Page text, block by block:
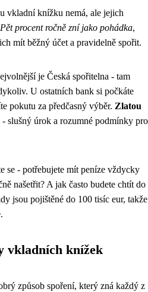
vkladní knížku nemá, ale jejich
Pět procent ročně zní jako pohádka,
mít běžný účet a pravidelně spořit.
je Česká spořitelna - tam
U ostatních bank si počkáte
pokutu za předčasný výběr. Zlatou
slušný úrok a rozumné podmínky pro
se - potřebujete mít peníze vždycky
našetřit? A jak často budete chtít do
jsou pojištěné do 100 tisíc eur, takže
vkladních knížek
způsob spoření, který zná každý z